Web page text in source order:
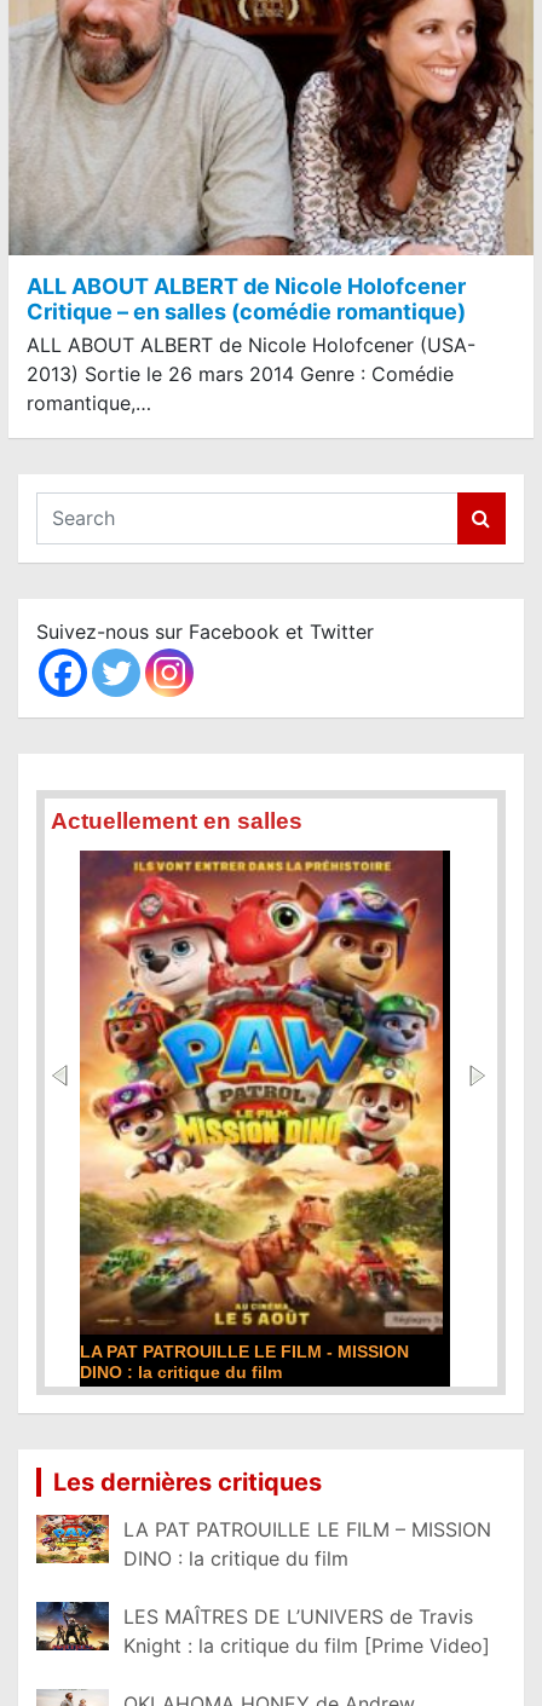
ALL ABOUT ALBERT de Nicole Holofcener
Critique – en salles (comédie romantique)
ALL ABOUT ALBERT de Nicole Holofcener (USA-
2013) Sortie le 26 mars 2014 Genre : Comédie
romantique,…
a
c
h
Suivez-nous sur Facebook et Twitter
Actuellement en salles
LA PAT PATROUILLE LE FILM - MISSION
DINO : la critique du film
Les dernières critiques
LA PAT PATROUILLE LE FILM – MISSION
DINO : la critique du film
LES MAÎTRES DE L’UNIVERS de Travis
Knight : la critique du film [Prime Video]